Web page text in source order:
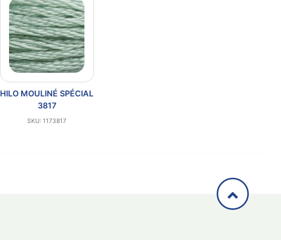
HILO MOULINÉ SPÉCIAL
3817
SKU: 1173817